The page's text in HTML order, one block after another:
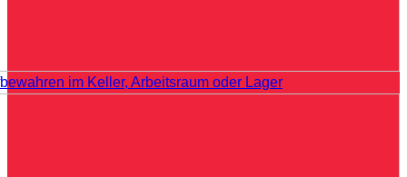
im Keller, Arbeitsraum oder Lager